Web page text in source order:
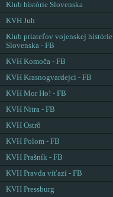
Klub histórie Slovenska
KVH Juh
Klub priateľov vojenskej histórie
Slovenska - FB
KVH Komoča - FB
KVH Krasnogvardejci - FB
KVH Mor Ho! - FB
KVH Nitra - FB
KVH Ostrô
KVH Polom - FB
KVH Prašník - FB
KVH Pravda víťazí - FB
KVH Pressburg